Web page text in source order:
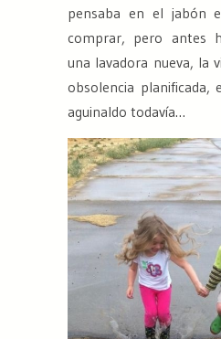
pensaba en el jabón
comprar, pero antes
una lavadora nueva, la
obsolencia planificada,
aguinaldo todavía…